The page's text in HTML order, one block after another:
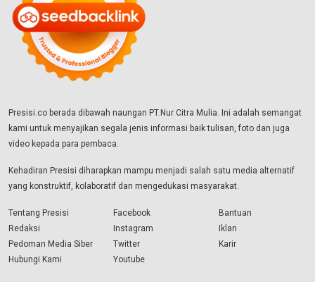
Presisi.co berada dibawah naungan PT.Nur Citra Mulia. Ini adalah semangat
kami untuk menyajikan segala jenis informasi baik tulisan, foto dan juga
video kepada para pembaca.
Kehadiran Presisi diharapkan mampu menjadi salah satu media alternatif
yang konstruktif, kolaboratif dan mengedukasi masyarakat.
Tentang Presisi
Redaksi
Pedoman Media Siber
Hubungi Kami
Facebook
Instagram
Twitter
Youtube
Bantuan
Iklan
Karir